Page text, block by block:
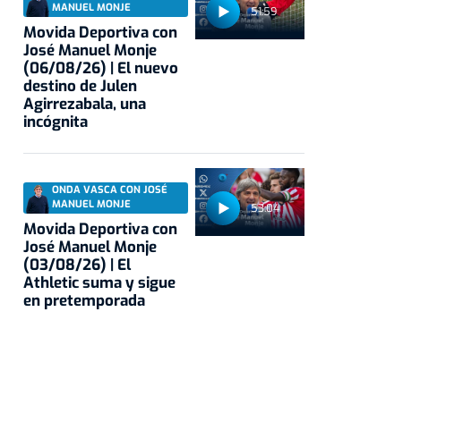
51:59
MANUEL MONJE
Movida Deportiva con
José Manuel Monje
(06/08/26) | El nuevo
destino de Julen
Agirrezabala, una
incógnita
53:04
ONDA VASCA CON JOSÉ
MANUEL MONJE
Movida Deportiva con
José Manuel Monje
(03/08/26) | El
Athletic suma y sigue
en pretemporada